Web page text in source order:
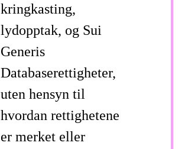
kringkasting,
lydopptak, og Sui
Generis
Databaserettigheter,
uten hensyn til
hvordan rettighetene
er merket eller